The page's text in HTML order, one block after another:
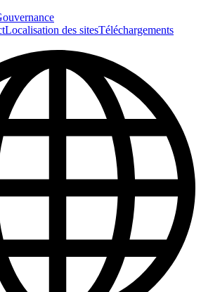
Localisation des sitesTéléchargements